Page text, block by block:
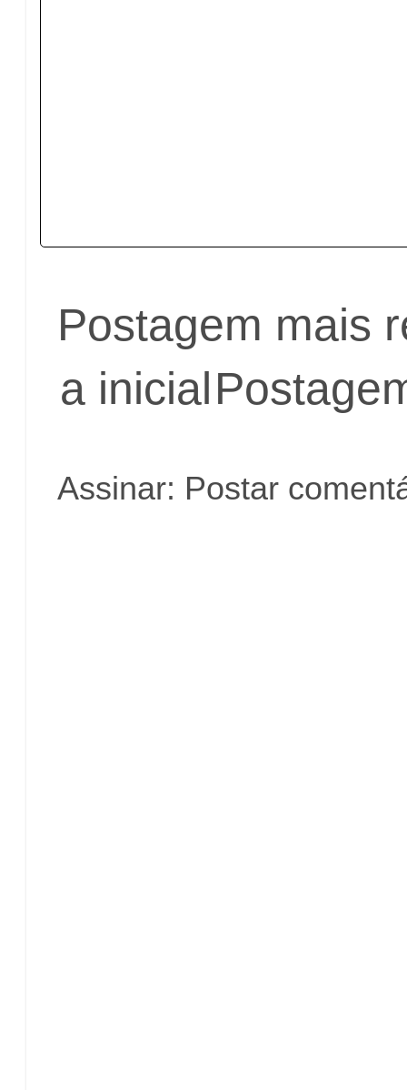
Postagem mais
a inicial
Assinar: Postar